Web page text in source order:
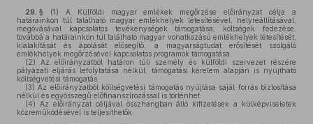
29. § (1) A Külföldi magyar emlékek megőrzése előirányzat célja a
határainkon túl található magyar emlékhelyek létesítésével, helyreállításával,
megóvásával kapcsolatos tevékenységek támogatása, költségek fedezése,
továbbá a határainkon túl található magyar vonatkozású emlékhelyek létesítését,
kialakítását és ápolását elősegítő, a magyarságtudat erősítését szolgáló
emlékhelyek megőrzésével kapcsolatos programok támogatása.
(2) Az előirányzatból határon túli személy és külföldi szervezet részére
pályázati eljárás lefolytatása nélkül, támogatási kérelem alapján is nyújtható
költségvetési támogatás.
(3) Az előirányzatból költségvetési támogatás nyújtása saját forrás biztosítása
nélkül és egyösszegű előfinanszírozással is történhet.
(4) Az előirányzat céljával összhangban álló kifizetések a külképviseletek
közreműködésével is teljesíthetők.